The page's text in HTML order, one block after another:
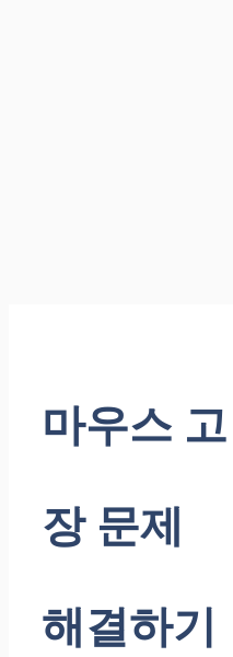
마우스 고
장 문제
해결하기